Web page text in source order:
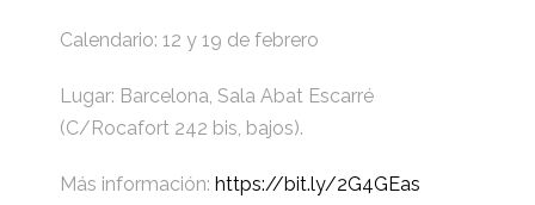
Calendario: 12 y 19 de febrero
Lugar: Barcelona, Sala Abat Escarré
(C/Rocafort 242 bis, bajos).
Más información: https://bit.ly/2G4GEas